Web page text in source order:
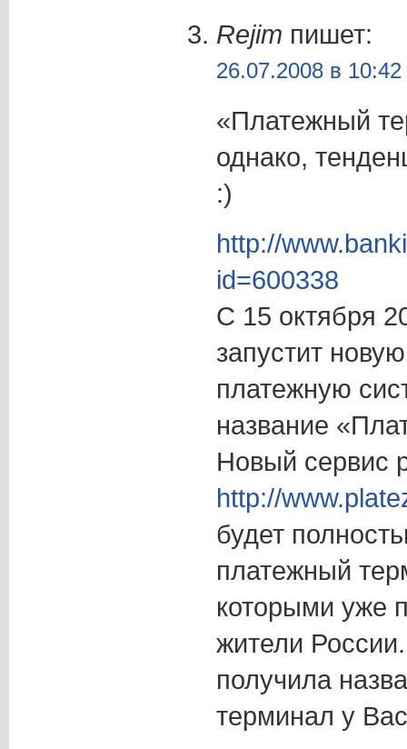
Rejim пишет:
26.07.2008 в 10:42
«Платежный
однако,
:)
http://
id=600338
С 15 октября
запустит
платежную
название
Новый сервис
http://
будет
платежный
которыми уже
жители
получила
терминал у